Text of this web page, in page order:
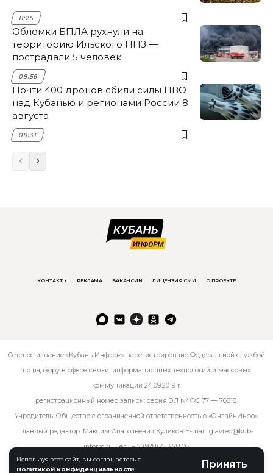
Используя этот сайт, вы соглашаетесь с
Политикой конфиденциальности
Принять
11:25
Обломки БПЛА рухнули на
территорию Ильского НПЗ —
пострадали 5 человек
09:56
Почти 400 дронов сбили силы ПВО
над Кубанью и регионами России 8
августа
09:31
КОНТАКТЫ РЕКЛАМА ВАКАНСИИ ЛИЦЕНЗИЯ СМИ О ПРОЕКТЕ
Сетевое издание «Кубань Информ» зарегистрировано Федеральной службой
по надзору в сфере связи, информационных технологий и массовых
коммуникаций 24.09.2019 г.
регистрационный номер записи: серия ЭЛ № ФС 77 — 76818.
Учредитель: Общество с ограниченной ответственностью «ОнлайнИнфо».
Главный редактор: Максим Анатольевич Куликов E-mail: glavred@kub-
inform.ru. Тел.:+ 7 (928) 413 78 06.